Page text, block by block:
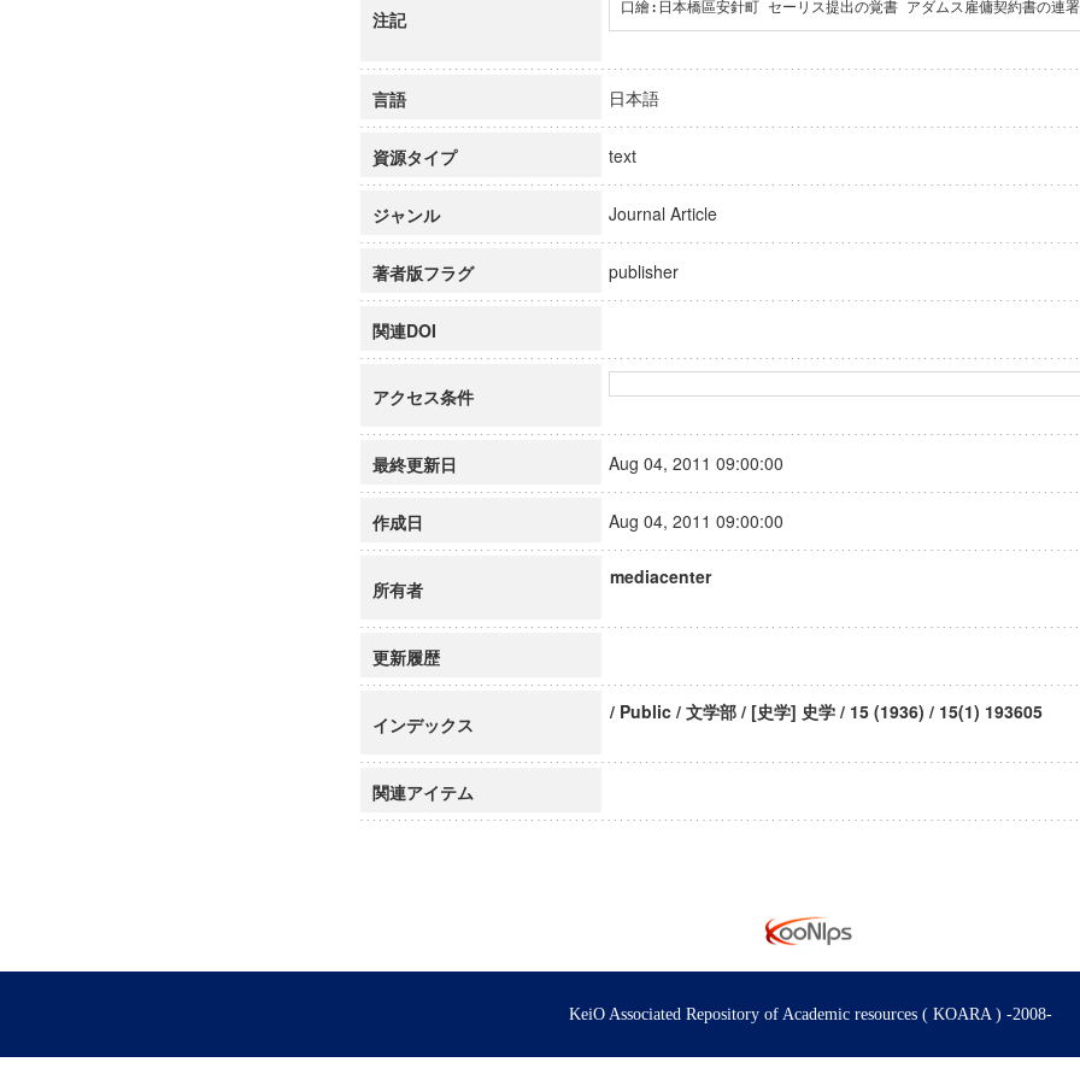
注記
口繪:日本橋區安針町 セーリス提出の覚書 アダムス雇傭契約書の連
言語 日本語
資源タイプ text
ジャンル Journal Article
著者版フラグ publisher
関連DOI
アクセス条件
最終更新日 Aug 04, 2011 09:00:00
作成日 Aug 04, 2011 09:00:00
所有者
mediacenter
更新履歴
インデックス
/ Public / 文学部 / [史学] 史学 / 15 (1936) / 15(1) 193605
関連アイテム
KeiO Associated Repository of Academic resources ( KOARA ) -2008-